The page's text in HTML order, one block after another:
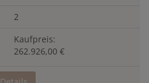
2
Kaufpreis:
262.926,00 €